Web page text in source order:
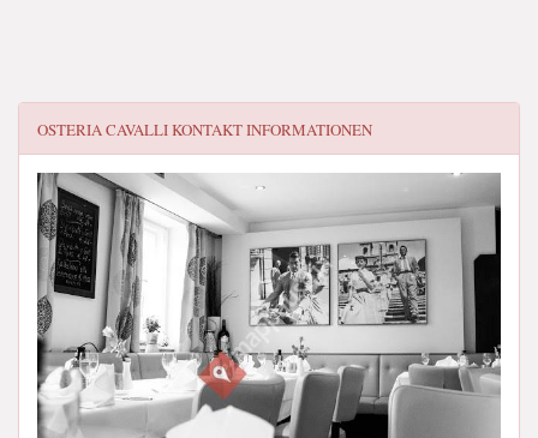
OSTERIA CAVALLIKONTAKT INFORMATIONEN